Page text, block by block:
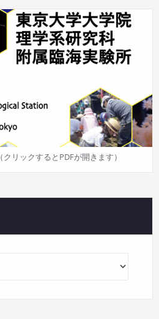
（クリックするとPDFが開きます）